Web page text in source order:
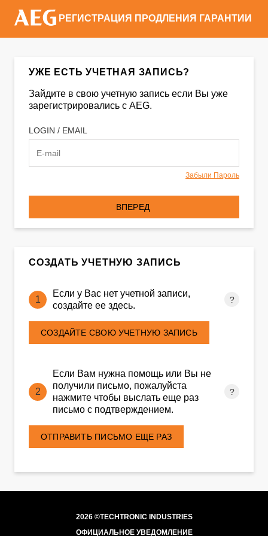
РЕГИСТРАЦИЯ ПРОДЛЕНИЯ ГАРАНТИИ
УЖЕ ЕСТЬ УЧЕТНАЯ ЗАПИСЬ?
Зайдите в свою учетную запись если Вы уже
зарегистрировались с AEG.
LOGIN / EMAIL
Забыли Пароль
ВПЕРЕД
СОЗДАТЬ УЧЕТНУЮ ЗАПИСЬ
Если у Вас нет учетной записи,
создайте ее здесь.
СОЗДАЙТЕ СВОЮ УЧЕТНУЮ ЗАПИСЬ
Если Вам нужна помощь или Вы не
получили письмо, пожалуйста
нажмите чтобы выслать еще раз
письмо с подтверждением.
ОТПРАВИТЬ ПИСЬМО ЕЩЕ РАЗ
2026 ©TECHTRONIC INDUSTRIES
ОФИЦИАЛЬНОЕ УВЕДОМЛЕНИЕ